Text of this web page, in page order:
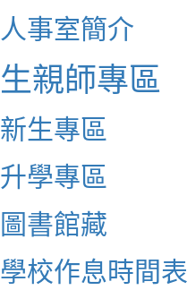
人事室簡介
生親師專區
新生專區
升學專區
圖書館藏
學校作息時間表